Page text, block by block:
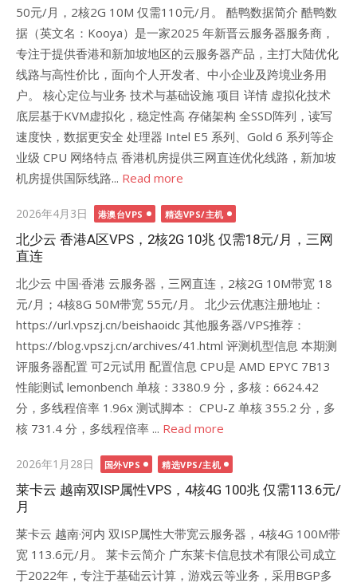
50元/月，2核2G 10M 仅需110元/月。 酷鸭数据简介 酷鸭数
据（英文名：Kooya）是一家2025 年新晋云服务器服务商，
专注于提供香港和新加坡地区的云服务器产品，主打大陆优化
线路与高性价比，面向个人开发者、中小企业及跨境业务用
户。 核心定位与业务 技术与基础设施 项目 详情 虚拟化技术
底层基于KVM虚拟化，稳定性高 存储架构 全SSD阵列，读写
速度快，数据更安全 处理器 Intel E5 系列、Gold 6 系列等企
业级 CPU 网络特点 香港机房提供三网直连优化线路，新加坡
机房提供国际线路... Read more
Posted
on
2026年4月3日 港澳台VPS 精选VPS/主机
北少云 香港A区VPS，2核2G 10兆 仅需18元/月，三网
直连
北少云 中国·香港 云服务器，三网直连，2核2G 10M带宽 18
元/月；4核8G 50M带宽 55元/月。 北少云优惠注册地址：
https://url.vpszj.cn/beishaoidc 其他服务器/VPS推荐：
https://blog.vpszj.cn/archives/41.html 评测机型信息 本期测
评服务器配置 可2元试用 配置信息 CPU是 AMD EPYC 7B13
性能测试 lemonbench 单核：3380.9 分，多核：6624.42
分，多线程倍率 1.96x 测试脚本： CPU-Z 单核 355.2 分，多
核 731.4 分，多线程倍率 ... Read more
Posted
on
2026年1月28日 国外VPS 精选VPS/主机
莱卡云 越南双ISP属性VPS，4核4G 100兆 仅需113.6元/
月
莱卡云 越南·河内 双ISP属性大带宽云服务器，4核4G 100M带
宽 113.6元/月。 莱卡云简介 广东莱卡信息技术有限公司成立
于2022年，专注于基础云计算，游戏云等业务，采用BGP多